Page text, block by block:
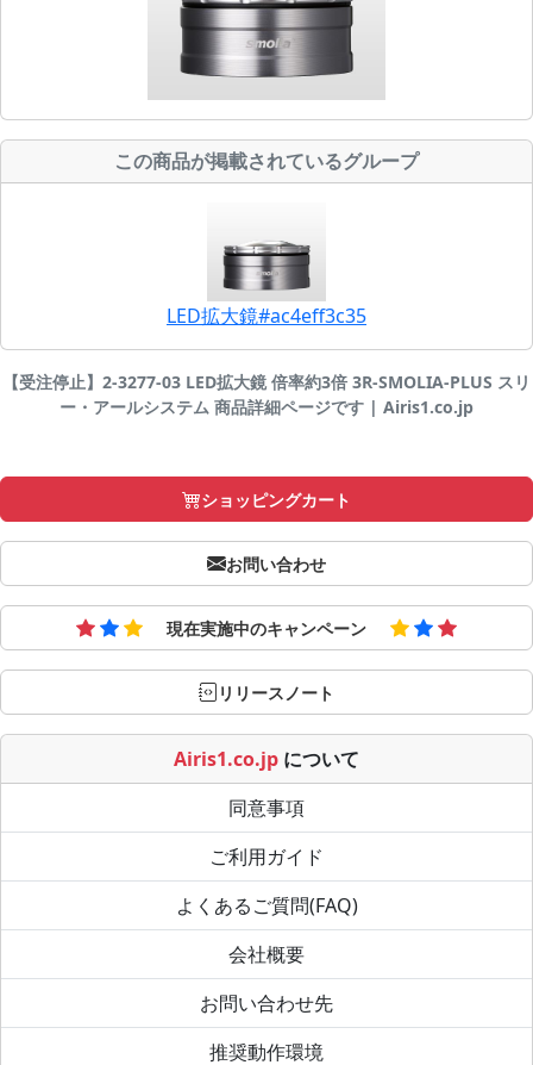
この商品が掲載されているグループ
LED拡大鏡#ac4eff3c35
【受注停止】2-3277-03 LED拡大鏡 倍率約3倍 3R-SMOLIA-PLUS スリ
ー・アールシステム 商品詳細ページです | Airis1.co.jp
ショッピングカート
お問い合わせ
現在実施中のキャンペーン
リリースノート
Airis1.co.jp について
同意事項
ご利用ガイド
よくあるご質問(FAQ)
会社概要
お問い合わせ先
推奨動作環境